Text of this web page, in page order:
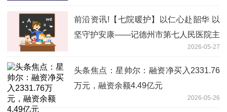
前沿资讯!【七院暖护】以仁心赴韶华 以
坚守护安康——记德州市第七人民医院主
2026-05-27
头条焦点：星帅尔：融资净买入2331.76
万元，融资余额4.49亿元
2026-05-26